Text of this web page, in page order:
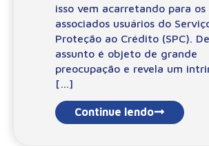
isso vem acarretando para os
associados usuários do
Proteção ao Crédito (SPC).
assunto é objeto de grande
preocupação e revela um
[…]
Continue lendo